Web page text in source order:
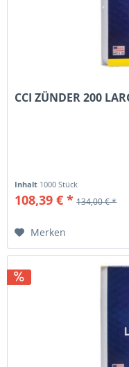
CCI ZÜNDER 200
Inhalt 1000 Stück
108,39 € * 134,00 € *
Merken